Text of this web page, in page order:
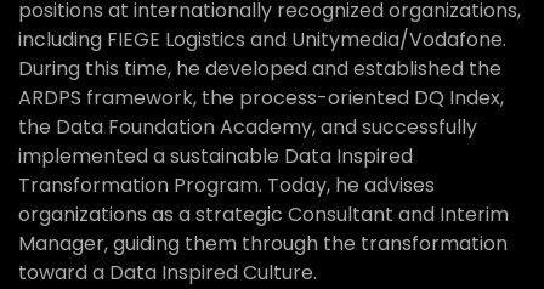
positions at internationally recognized organizations,
including FIEGE Logistics and Unitymedia/Vodafone.
During this time, he developed and established the
ARDPS framework, the process-oriented DQ Index,
the Data Foundation Academy, and successfully
implemented a sustainable Data Inspired
Transformation Program. Today, he advises
organizations as a strategic Consultant and Interim
Manager, guiding them through the transformation
toward a Data Inspired Culture.